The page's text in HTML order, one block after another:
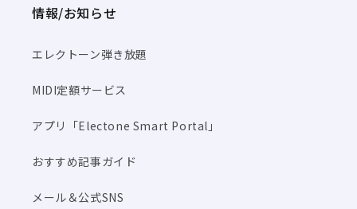
情報/お知らせ
エレクトーン弾き放題
MIDI定額サービス
アプリ「Electone Smart Portal」
おすすめ記事ガイド
メール＆公式SNS